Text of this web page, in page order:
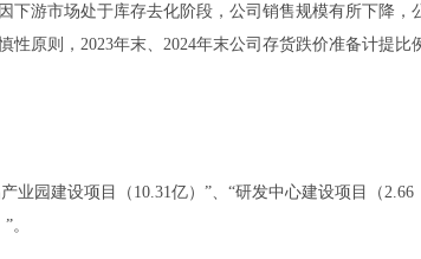
下游市场处于库存去化阶段，公司销售规模有所下降，
原则，2023年末、2024年末公司存货跌价准备计提比
业园建设项目（10.31亿）”、“研发中心建设项目（2.66
。